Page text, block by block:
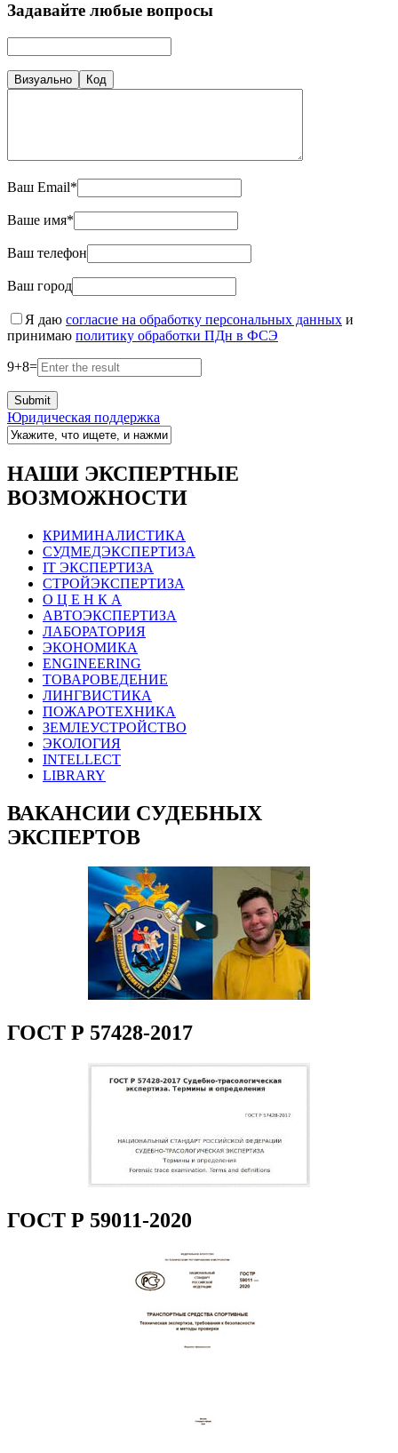
Задавайте любые вопросы
Визуально Код
Ваш Email*
Ваше имя*
Ваш телефон
Ваш город
Я даю согласие на обработку персональных данных и
принимаю политику обработки ПДн в ФСЭ
9+8=
Юридическая поддержка
НАШИ ЭКСПЕРТНЫЕ
ВОЗМОЖНОСТИ
КРИМИНАЛИСТИКА
СУДМЕДЭКСПЕРТИЗА
IT ЭКСПЕРТИЗА
СТРОЙЭКСПЕРТИЗА
О Ц Е Н К А
АВТОЭКСПЕРТИЗА
ЛАБОРАТОРИЯ
ЭКОНОМИКА
ENGINEERING
ТОВАРОВЕДЕНИЕ
ЛИНГВИСТИКА
ПОЖАРОТЕХНИКА
ЗЕМЛЕУСТРОЙСТВО
ЭКОЛОГИЯ
INTELLECT
LIBRARY
ВАКАНСИИ СУДЕБНЫХ
ЭКСПЕРТОВ
ГОСТ Р 57428-2017
ГОСТ Р 59011-2020